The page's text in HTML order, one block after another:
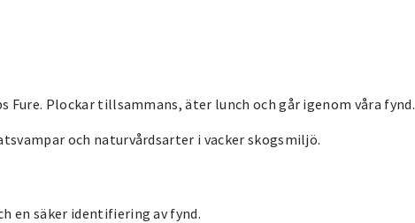
Fure. Plockar tillsammans, äter lunch och går igenom våra fynd.
och naturvårdsarter i vacker skogsmiljö.
en säker identifiering av fynd.